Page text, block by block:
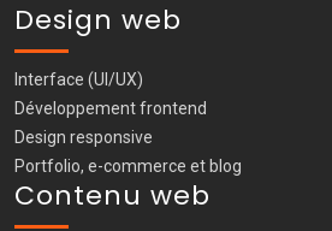
Design web
Interface (UI/UX)
Développement frontend
Design responsive
Portfolio, e-commerce et blog
Contenu web